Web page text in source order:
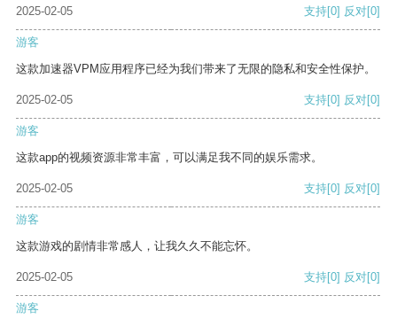
2025-02-05
支持[0] 反对[0]
游客
这款加速器VPM应用程序已经为我们带来了无限的隐私和安全性保护。
2025-02-05 支持[0] 反对[0]
游客
这款app的视频资源非常丰富，可以满足我不同的娱乐需求。
2025-02-05 支持[0] 反对[0]
游客
这款游戏的剧情非常感人，让我久久不能忘怀。
2025-02-05 支持[0] 反对[0]
游客